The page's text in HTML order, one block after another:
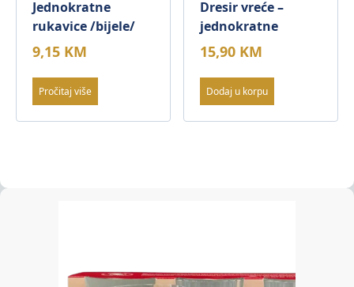
Jednokratne
rukavice /bijele/
9,15 KM
Pročitaj više
Dresir vreće –
jednokratne
15,90 KM
Dodaj u korpu